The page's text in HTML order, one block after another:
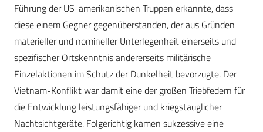
Führung der US-amerikanischen Truppen erkannte, dass
diese einem Gegner gegenüberstanden, der aus Gründen
materieller und nomineller Unterlegenheit einerseits und
spezifischer Ortskenntnis andererseits militärische
Einzelaktionen im Schutz der Dunkelheit bevorzugte. Der
Vietnam-Konflikt war damit eine der großen Triebfedern für
die Entwicklung leistungsfähiger und kriegstauglicher
Nachtsichtgeräte. Folgerichtig kamen sukzessive eine